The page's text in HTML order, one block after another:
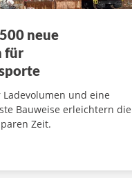
neue
für
Ladevolumen und eine
Bauweise erleichtern die
Zeit.